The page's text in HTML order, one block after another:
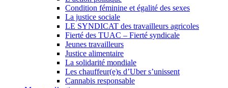
Condition féminine et égalité des sexes
La justice sociale
LE SYNDICAT des travailleurs agricoles
Fierté des TUAC – Fierté syndicale
Jeunes travailleurs
Justice alimentaire
La solidarité mondiale
Les chauffeur(e)s d’Uber s’unissent
Cannabis responsable